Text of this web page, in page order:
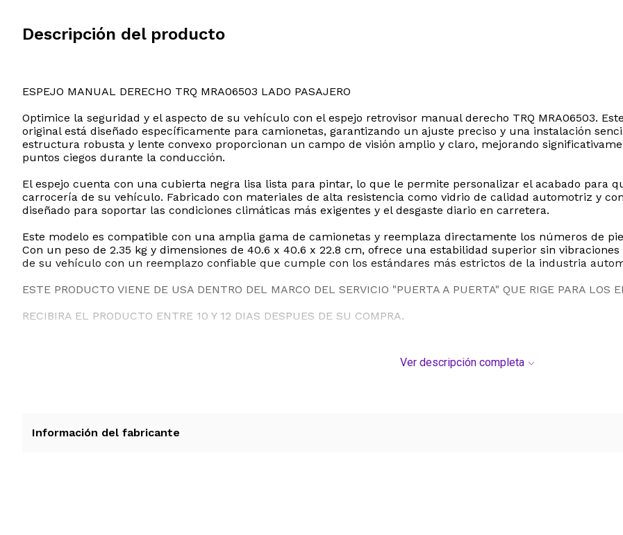
Descripción del producto
ESPEJO MANUAL DERECHO TRQ MRA06503 LADO PASAJERO
Optimice la seguridad y el aspecto de su vehículo con el espejo retrovisor manual derecho TRQ MRA06503.
original está diseñado específicamente para camionetas, garantizando un ajuste preciso y una instalación
estructura robusta y lente convexo proporcionan un campo de visión amplio y claro, mejorando
puntos ciegos durante la conducción.
El espejo cuenta con una cubierta negra lisa lista para pintar, lo que le permite personalizar el acabado para
carrocería de su vehículo. Fabricado con materiales de alta resistencia como vidrio de calidad automotriz y
diseñado para soportar las condiciones climáticas más exigentes y el desgaste diario en carretera.
Este modelo es compatible con una amplia gama de camionetas y reemplaza directamente los números de
Con un peso de 2.35 kg y dimensiones de 40.6 x 40.6 x 22.8 cm, ofrece una estabilidad superior sin
de su vehículo con un reemplazo confiable que cumple con los estándares más estrictos de la industria
ESTE PRODUCTO VIENE DE USA DENTRO DEL MARCO DEL SERVICIO "PUERTA A PUERTA" QUE RIGE PARA LOS
RECIBIRA EL PRODUCTO ENTRE 10 Y 12 DIAS DESPUES DE SU COMPRA.
Ver descripción completa
Información del fabricante